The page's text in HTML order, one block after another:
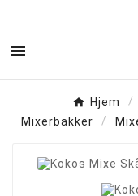

Hjem
Mixerbakker